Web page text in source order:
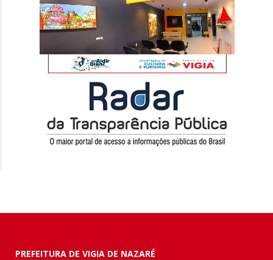
PREFEITURA DE VIGIA DE NAZARÉ